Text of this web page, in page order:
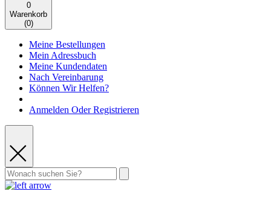
0
Warenkorb
(0)
Meine Bestellungen
Mein Adressbuch
Meine Kundendaten
Nach Vereinbarung
Können Wir Helfen?
Anmelden Oder Registrieren